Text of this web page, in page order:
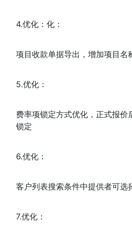
4.优化：化：
项目收款单据导出，增加项目名
5.优化：
费率项锁定方式优化，正式报价
锁定
6.优化：
客户列表搜索条件中提供者可选
7.优化：